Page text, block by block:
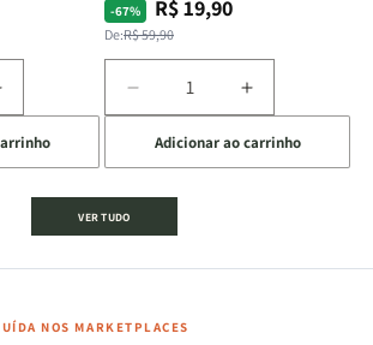
Jogo
-67%
Preço
normal
De:R$ 59,90
Preço
promocional
R$ 19,90
Diminuir
a
quantidade
de
Jogo
|
de
Aumentar
a
quantidade
de
|
Adicionar ao carrinho
VER TUDO
NOS MARKETPLACES